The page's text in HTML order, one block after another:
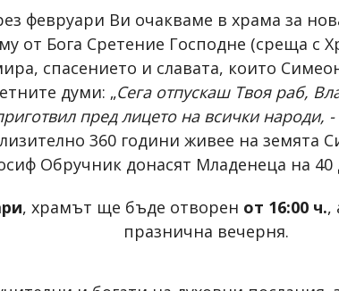
февруари Ви очакваме в храма за
от Бога Сретение Господне (среща с
спасението и славата, които
думи: „Сега отпускаш Твоя раб,
пред лицето на всички народи,
360 години живее на
Обручник донасят Младенеца на
, храмът ще бъде отворен от 16:00 ч.,
празнична вечерня.